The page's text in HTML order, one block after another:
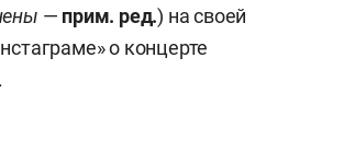
— прим. ред.) на своей
о концерте